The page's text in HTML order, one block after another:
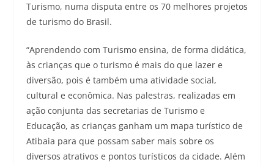
Turismo, numa disputa entre os 70 melhores projetos
de turismo do Brasil.
“Aprendendo com Turismo ensina, de forma didática,
às crianças que o turismo é mais do que lazer e
diversão, pois é também uma atividade social,
cultural e econômica. Nas palestras, realizadas em
ação conjunta das secretarias de Turismo e
Educação, as crianças ganham um mapa turístico de
Atibaia para que possam saber mais sobre os
diversos atrativos e pontos turísticos da cidade. Além